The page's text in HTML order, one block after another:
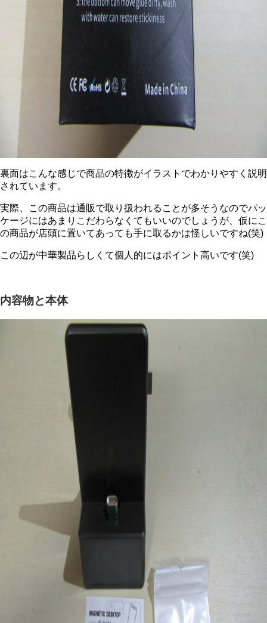
裏面はこんな感じで商品の特徴がイラストでわかりやすく説明
されています。
実際、この商品は通販で取り扱われることが多そうなのでパッ
ケージにはあまりこだわらなくてもいいのでしょうが、仮にこ
の商品が店頭に置いてあっても手に取るかは怪しいですね(笑)
この辺が中華製品らしくて個人的にはポイント高いです(笑)
内容物と本体